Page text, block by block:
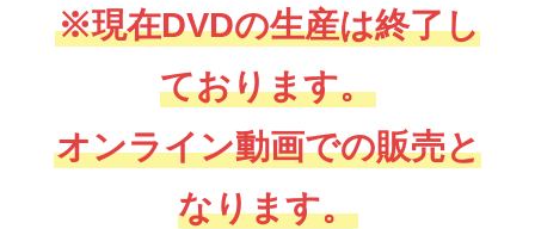
※現在DVDの生産は終了し
ております。
オンライン動画での販売と
なります。